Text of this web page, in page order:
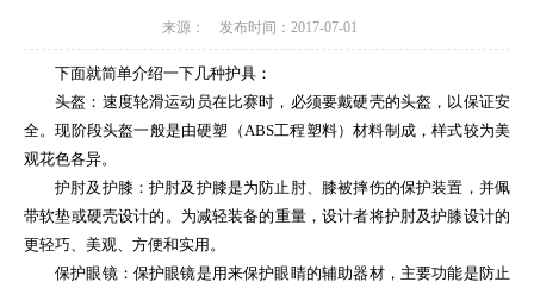
来源： 发布时间：2017-07-01
下面就简单介绍一下几种护具：
头盔：速度轮滑运动员在比赛时，必须要戴硬壳的头盔，以保证安
全。现阶段头盔一般是由硬塑（ABS工程塑料）材料制成，样式较为美
观花色各异。
护肘及护膝：护肘及护膝是为防止肘、膝被摔伤的保护装置，并佩
带软垫或硬壳设计的。为减轻装备的重量，设计者将护肘及护膝设计的
更轻巧、美观、方便和实用。
保护眼镜：保护眼镜是用来保护眼睛的辅助器材，主要功能是防止